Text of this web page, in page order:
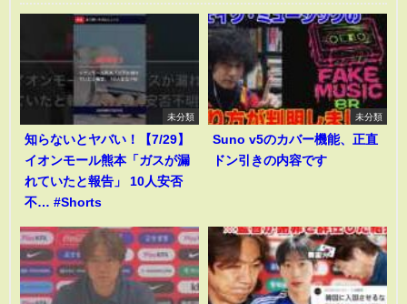
未分類
知らないとヤバい！【7/29】
イオンモール熊本「ガスが漏
れていたと報告」 10人安否
不… #Shorts
未分類
Suno v5のカバー機能、正直
ドン引きの内容です